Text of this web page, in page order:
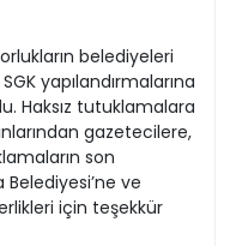
belediyeleri
yapılandırmalarına
Haksız tutuklamalara
gazetecilere,
son
Belediyesi’ne ve
için teşekkür